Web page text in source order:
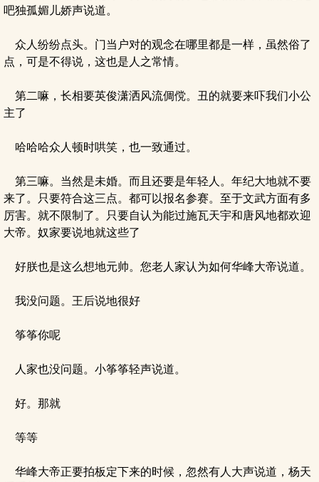
吧独孤媚儿娇声说道。
众人纷纷点头。门当户对的观念在哪里都是一样，虽然俗了
点，可是不得说，这也是人之常情。
第二嘛，长相要英俊潇洒风流倜傥。丑的就要来吓我们小公
主了
哈哈哈众人顿时哄笑，也一致通过。
第三嘛。当然是未婚。而且还要是年轻人。年纪大地就不要
来了。只要符合这三点。都可以报名参赛。至于文武方面有多
厉害。就不限制了。只要自认为能过施瓦天宇和唐风地都欢迎
大帝。奴家要说地就这些了
好朕也是这么想地元帅。您老人家认为如何华峰大帝说道。
我没问题。王后说地很好
筝筝你呢
人家也没问题。小筝筝轻声说道。
好。那就
等等
华峰大帝正要拍板定下来的时候，忽然有人大声说道，杨天